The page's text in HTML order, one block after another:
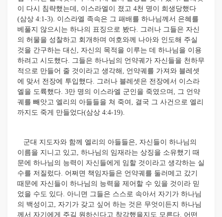
이 다시 침략했는데, 이스라엘이 졌고 4천 명이 희생당했다
(삼상 4:1-3). 이스라엘 족속은 그 패배를 하나님께서 은혜를
베풀지 않으시는 하나의 표징으로 봤다. 그러나 그들은 자신
의 허물을 성찰하고 회개하며 여호와께 나아와 인도해 주실
것을 간구하는 대신, 자신의 목적을 이루는 데 하나님을 이용
하려고 시도했다. 그들은 하나님의 언약궤가 자신들을 천하무
적으로 만들어 줄 것이라고 생각해, 언약궤를 가져와 블레셋
에 맞서 전장에 투입했다. 그러나 블레셋은 전장에서 이스라
엘을 도륙했다. 3만 명의 이스라엘 군인을 죽였으며, 그 언약
궤를 빼앗고 엘리의 아들들을 쳐 죽여, 결국 그 사건으로 엘리
까지도 죽게 만들었다(삼상 4:4-19).
군대 지도자와 함께 엘리의 아들들은, 자신들이 하나님의
이름을 지니고 있고, 하나님의 임재라는 상징을 소유했기 때
문에 하나님의 능력이 자신들에게 임할 것이라고 생각하는 실
수를 저질렀다. 어쩌면 책임자들은 언약궤를 둘러메고 갔기
때문에 자신들이 하나님의 능력을 제어할 수 있을 것이라 믿
었을 수도 있다. 아니면 그들은 스스로 속아서 자기가 하나님
의 백성이고, 자기가 갖고 싶어 하는 것은 무엇이든지 하나님
께서 자기에게 주길 원하신다고 착각했을지도 모른다. 어떤